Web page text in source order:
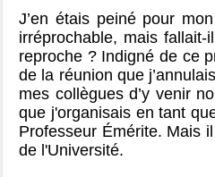
J’en étais peiné pour
irréprochable, mais
reproche ? Indigné de ce
de la réunion que
mes collègues d’y venir
que j'organisais en tant
Professeur Émérite. Mais
de l'Université.